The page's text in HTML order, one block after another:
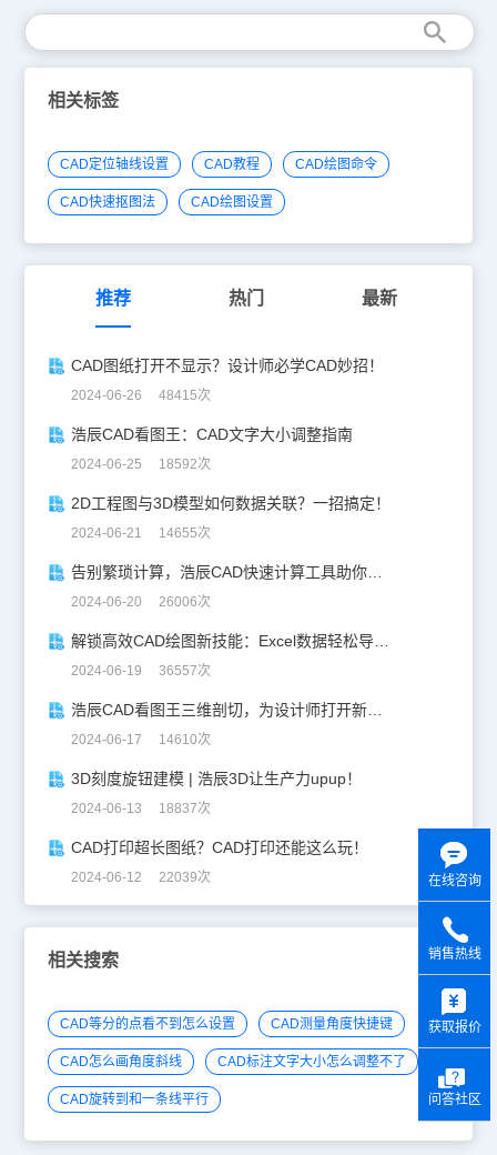
相关标签
CAD定位轴线设置 CAD教程 CAD绘图命令
CAD快速抠图法 CAD绘图设置
推荐 热门 最新
CAD图纸打开不显示？设计师必学CAD妙招！
2024-06-26 48415次
浩辰CAD看图王：CAD文字大小调整指南
2024-06-25 18592次
2D工程图与3D模型如何数据关联？一招搞定！
2024-06-21 14655次
告别繁琐计算，浩辰CAD快速计算工具助你一臂之力！
2024-06-20 26006次
解锁高效CAD绘图新技能：Excel数据轻松导入CAD
2024-06-19 36557次
浩辰CAD看图王三维剖切，为设计师打开新世界的大门！
2024-06-17 14610次
3D刻度旋钮建模 | 浩辰3D让生产力upup！
2024-06-13 18837次
CAD打印超长图纸？CAD打印还能这么玩！
2024-06-12 22039次
相关搜索
CAD等分的点看不到怎么设置 CAD测量角度快捷键
CAD怎么画角度斜线 CAD标注文字大小怎么调整不了
CAD旋转到和一条线平行
在线咨询
销售热线
获取报价
问答社区